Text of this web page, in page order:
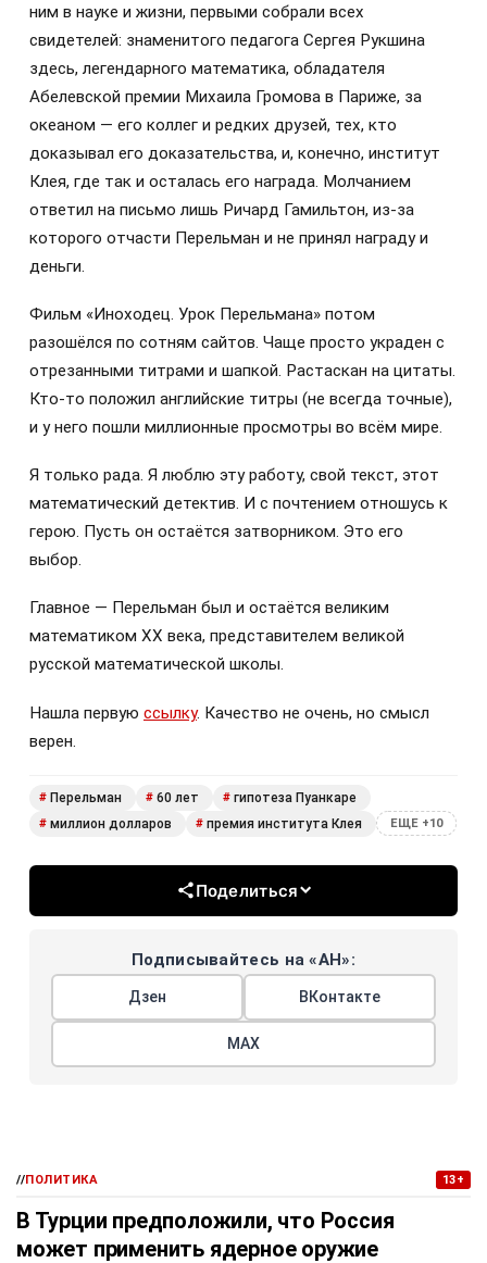
ним в науке и жизни, первыми собрали всех
свидетелей: знаменитого педагога Сергея Рукшина
здесь, легендарного математика, обладателя
Абелевской премии Михаила Громова в Париже, за
океаном — его коллег и редких друзей, тех, кто
доказывал его доказательства, и, конечно, институт
Клея, где так и осталась его награда. Молчанием
ответил на письмо лишь Ричард Гамильтон, из-за
которого отчасти Перельман и не принял награду и
деньги.
Фильм «Иноходец. Урок Перельмана» потом
разошёлся по сотням сайтов. Чаще просто украден с
отрезанными титрами и шапкой. Растаскан на цитаты.
Кто-то положил английские титры (не всегда точные),
и у него пошли миллионные просмотры во всём мире.
Я только рада. Я люблю эту работу, свой текст, этот
математический детектив. И с почтением отношусь к
герою. Пусть он остаётся затворником. Это его
выбор.
Главное — Перельман был и остаётся великим
математиком XX века, представителем великой
русской математической школы.
Нашла первую ссылку. Качество не очень, но смысл
верен.
# Перельман # 60 лет # гипотеза Пуанкаре
# миллион долларов # премия института Клея ЕЩЕ +10
Поделиться
Подписывайтесь на «АН»:
Дзен ВКонтакте
МАХ
//ПОЛИТИКА 13+
В Турции предположили, что Россия
может применить ядерное оружие